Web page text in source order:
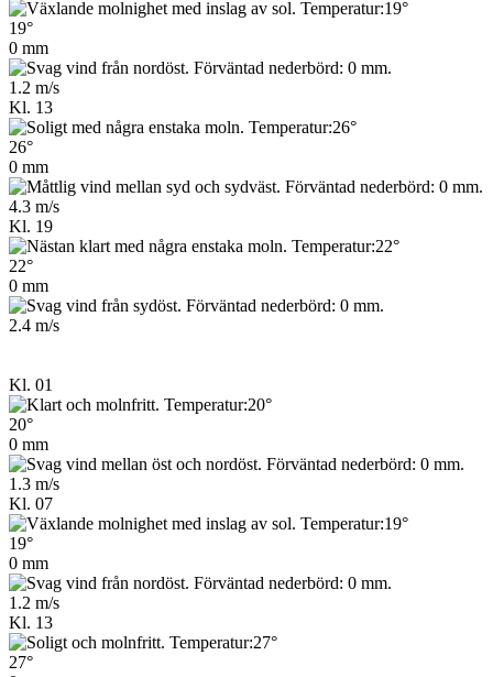
19°
0 mm
1.2 m/s
Kl. 13
26°
0 mm
4.3 m/s
Kl. 19
22°
0 mm
2.4 m/s
Kl. 01
20°
0 mm
1.3 m/s
Kl. 07
19°
0 mm
1.2 m/s
Kl. 13
27°